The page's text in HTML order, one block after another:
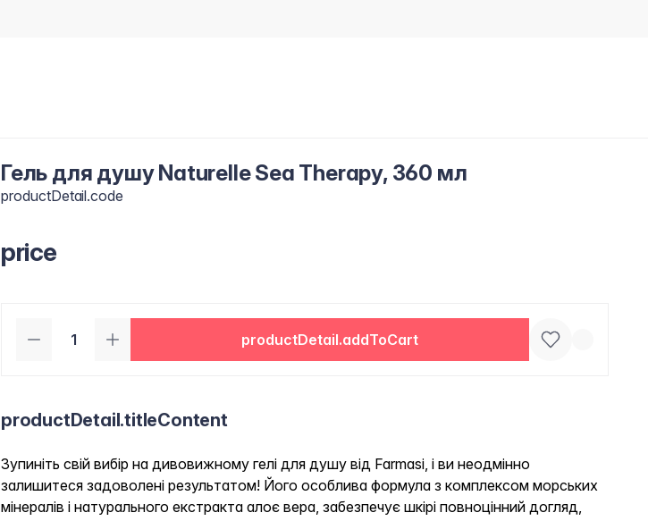
Гель для душу Naturelle Sea Therapy, 360 мл
productDetail.code
price
productDetail.addToCart
productDetail.titleContent
Зупиніть свій вибір на дивовижному гелі для душу від Farmasi, і ви неодмінно
залишитеся задоволені результатом! Його особлива формула з комплексом морських
мінералів і натурального екстракта алоє вера, забезпечує шкірі повноцінний догляд,